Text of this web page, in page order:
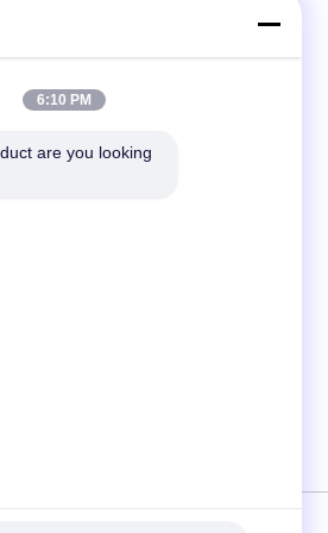
Co.,Ltd . Todos os direitos
6:10 PM
are you looking